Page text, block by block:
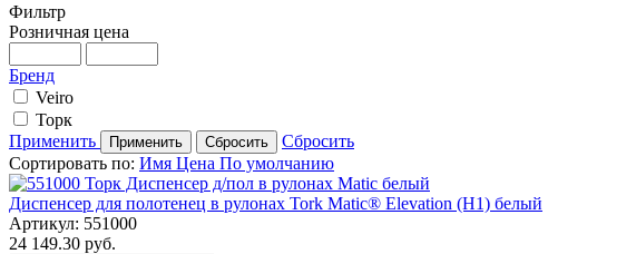
Фильтр
Розничная цена
Бренд
Veiro
Торк
Применить
Сбросить
Сортировать по: Имя Цена По умолчанию
Диспенсер для полотенец в рулонах Tork Matic® Elevation (Н1) белый
Артикул: 551000
24 149.30 руб.